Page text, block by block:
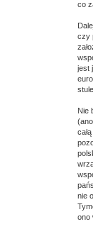
co
czy
jest
Nie
nie
ono